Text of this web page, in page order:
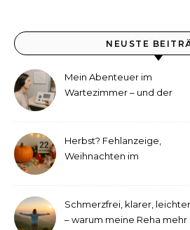
NEUSTE
Mein Abenteuer im
Wartezimmer – und der
Herbst? Fehlanzeige,
Weihnachten im
Schmerzfrei, klarer, leichter
– warum meine Reha mehr